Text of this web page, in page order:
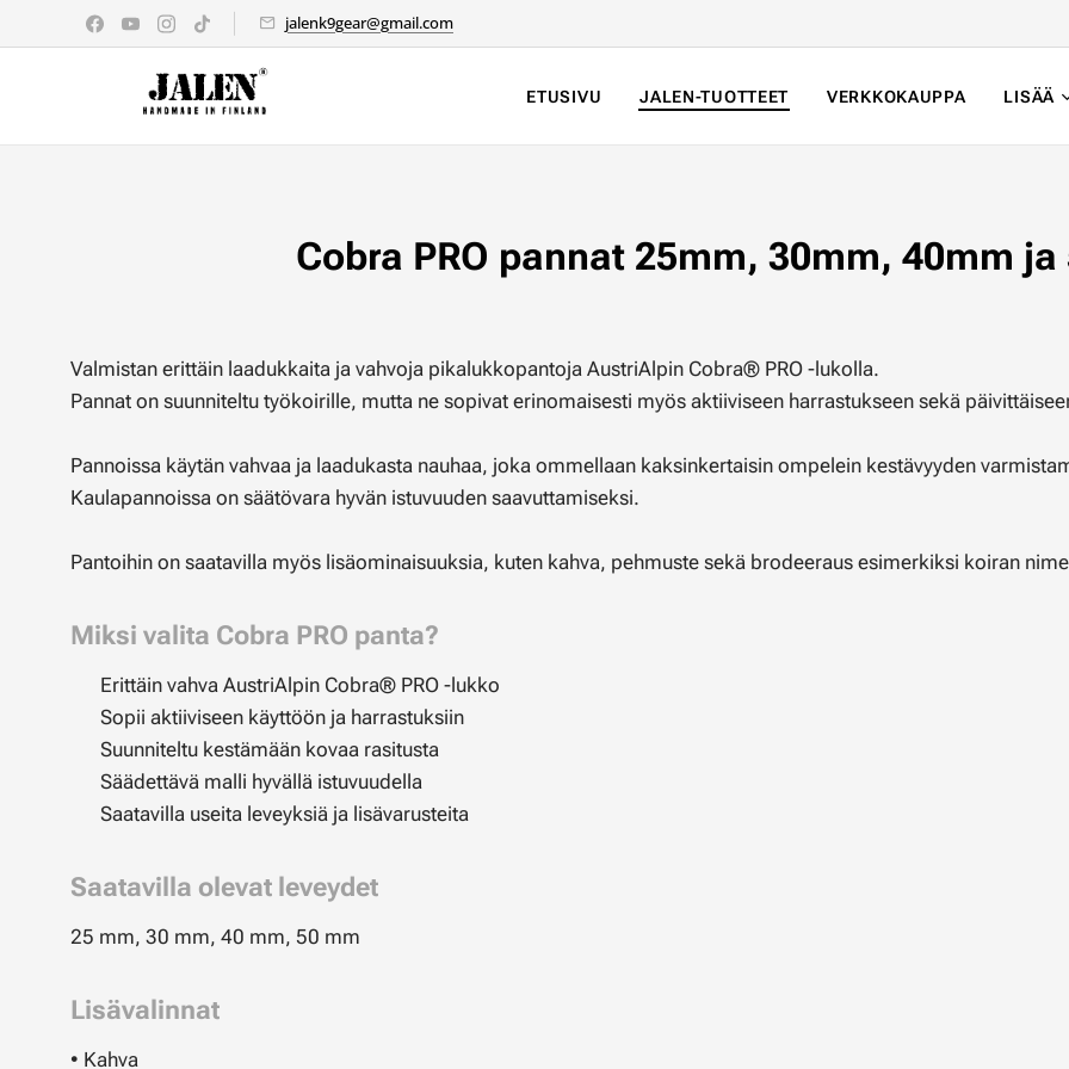
jalenk9gear@gmail.com
ETUSIVU JALEN-TUOTTEET VERKKOKAUPPA LISÄÄ
Cobra PRO pannat 25mm, 30mm, 40mm
Valmistan erittäin laadukkaita ja vahvoja pikalukkopantoja AustriAlpin Cobra® PRO -lukolla.
Pannat on suunniteltu työkoirille, mutta ne sopivat erinomaisesti myös aktiiviseen harrastukseen sekä
Pannoissa käytän vahvaa ja laadukasta nauhaa, joka ommellaan kaksinkertaisin ompelein kestävyyden
Kaulapannoissa on säätövara hyvän istuvuuden saavuttamiseksi.
Pantoihin on saatavilla myös lisäominaisuuksia, kuten kahva, pehmuste sekä brodeeraus esimerkiksi koiran
Miksi valita Cobra PRO panta?
✔ Erittäin vahva AustriAlpin Cobra® PRO -lukko
✔ Sopii aktiiviseen käyttöön ja harrastuksiin
✔ Suunniteltu kestämään kovaa rasitusta
✔ Säädettävä malli hyvällä istuvuudella
✔ Saatavilla useita leveyksiä ja lisävarusteita
Saatavilla olevat leveydet
25 mm, 30 mm, 40 mm, 50 mm
Lisävalinnat
• Kahva